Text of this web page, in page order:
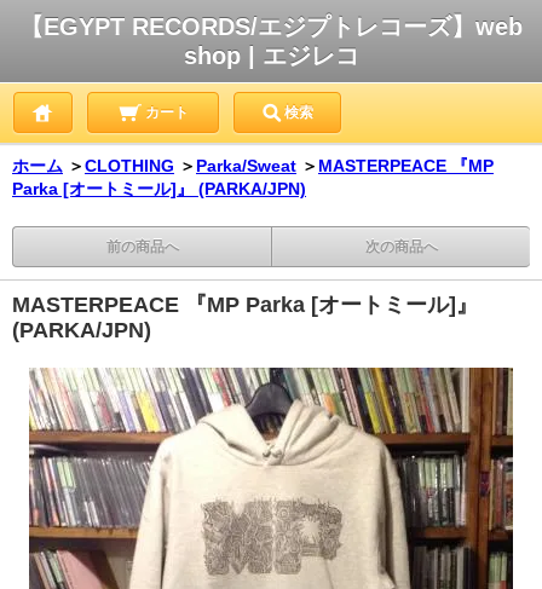
【EGYPT RECORDS/エジプトレコーズ】web
shop | エジレコ
カート 検索
ホーム ＞CLOTHING ＞ Parka/Sweat ＞ MASTERPEACE 『MP
Parka [オートミール]』 (PARKA/JPN)
前の商品へ 次の商品へ
MASTERPEACE 『MP Parka [オートミール]』
(PARKA/JPN)